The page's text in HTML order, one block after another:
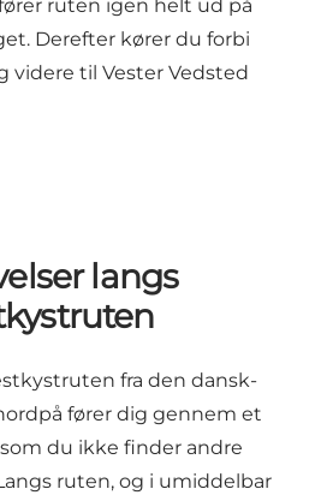
ruten igen helt ud på
Derefter kører du forbi
videre til Vester Vedsted
langs
fra den dansk-
fører dig gennem et
du ikke finder andre
ruten, og i umiddelbar